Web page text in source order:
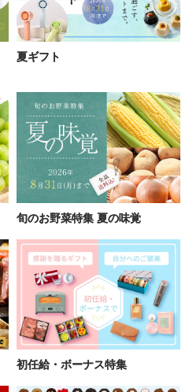
夏ギフト
旬のお野菜特集 夏の味覚
初任給・ボーナス特集